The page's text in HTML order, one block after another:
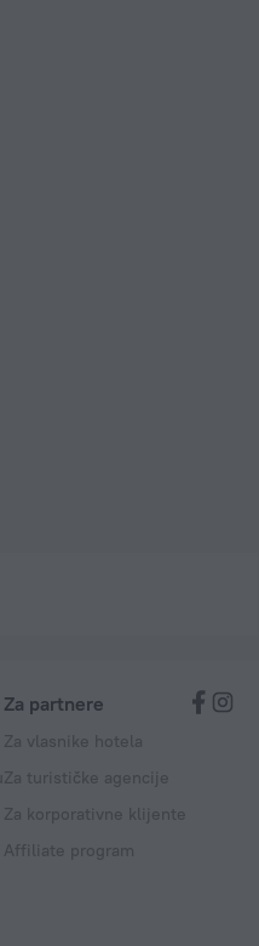
Za partnere
Za vlasnike hotela
Za turističke agencije
Za korporativne klijente
Affiliate program